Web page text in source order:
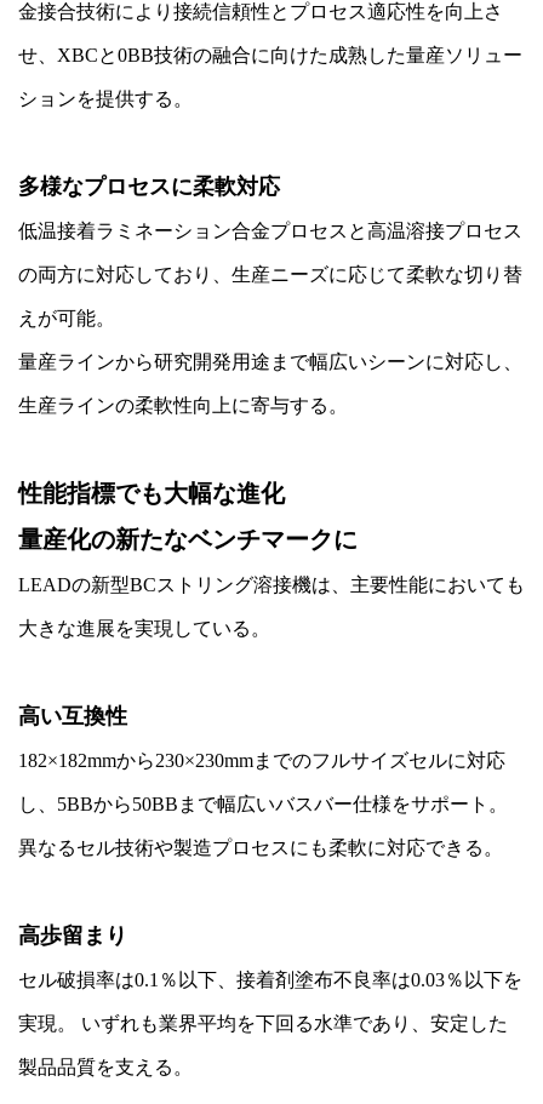
金接合技術により接続信頼性とプロセス適応性を向上さ
せ、XBCと0BB技術の融合に向けた成熟した量産ソリュー
ションを提供する。
多様なプロセスに柔軟対応
低温接着ラミネーション合金プロセスと高温溶接プロセス
の両方に対応しており、生産ニーズに応じて柔軟な切り替
えが可能。
量産ラインから研究開発用途まで幅広いシーンに対応し、
生産ラインの柔軟性向上に寄与する。
性能指標でも大幅な進化
量産化の新たなベンチマークに
LEADの新型BCストリング溶接機は、主要性能においても
大きな進展を実現している。
高い互換性
182×182mmから230×230mmまでのフルサイズセルに対応
し、5BBから50BBまで幅広いバスバー仕様をサポート。
異なるセル技術や製造プロセスにも柔軟に対応できる。
高歩留まり
セル破損率は0.1％以下、接着剤塗布不良率は0.03％以下を
実現。 いずれも業界平均を下回る水準であり、安定した
製品品質を支える。